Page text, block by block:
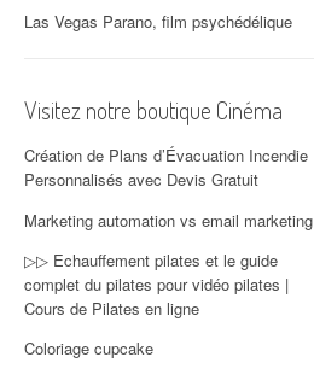
Las Vegas Parano, film psychédélique
Visitez notre boutique Cinéma
Création de Plans d’Évacuation Incendie
Personnalisés avec Devis Gratuit
Marketing automation vs email marketing
▷▷ Echauffement pilates et le guide
complet du pilates pour vidéo pilates |
Cours de Pilates en ligne
Coloriage cupcake